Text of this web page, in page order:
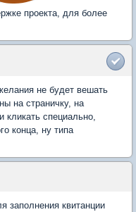
проекта, для более
не будет вешать
на страничку, на
кликать специально,
конца, ну типа
заполнения квитанции